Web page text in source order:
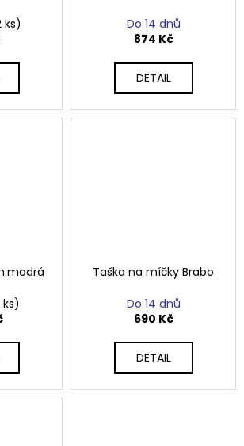
ks)
Do 14 dnů
874 Kč
DETAIL
ks)
Taška na míčky Brabo
Do 14 dnů
690 Kč
DETAIL